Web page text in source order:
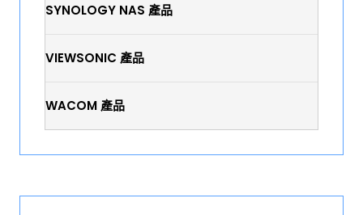
SYNOLOGY NAS 產品
VIEWSONIC 產品
WACOM 產品